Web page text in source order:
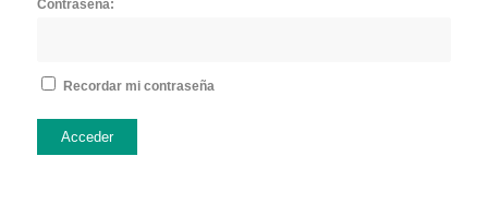
Contraseña:
Recordar mi contraseña
Acceder